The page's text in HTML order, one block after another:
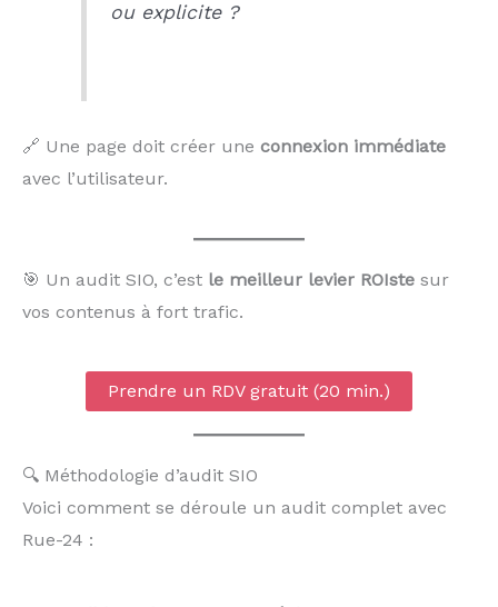
ou explicite ?
🔗 Une page doit créer une connexion immédiate
avec l’utilisateur.
🎯 Un audit SIO, c’est le meilleur levier ROIste sur
vos contenus à fort trafic.
Prendre un RDV gratuit (20 min.)
🔍 Méthodologie d’audit SIO
Voici comment se déroule un audit complet avec
Rue-24 :